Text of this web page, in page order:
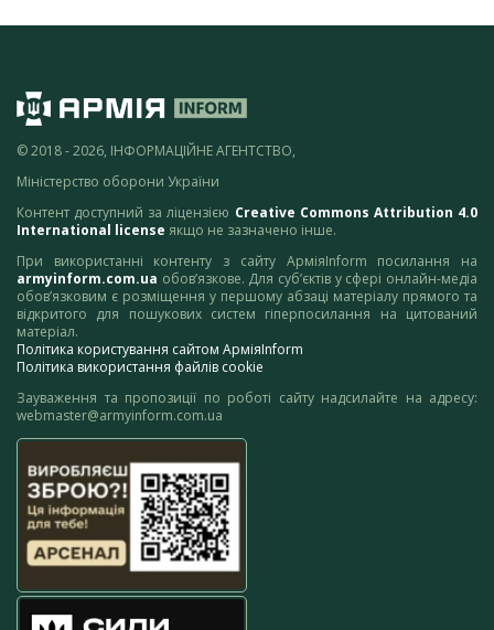
© 2018 - 2026, ІНФОРМАЦІЙНЕ АГЕНТСТВО,
Міністерство оборони України
Контент доступний за ліцензією Creative Commons Attribution 4.0
International license якщо не зазначено інше.
При використанні контенту з сайту АрміяInform посилання на
armyinform.com.ua обов’язкове. Для суб’єктів у сфері онлайн-медіа
обов’язковим є розміщення у першому абзаці матеріалу прямого та
відкритого для пошукових систем гіперпосилання на цитований
матеріал.
Політика користування сайтом АрміяInform
Політика використання файлів cookie
Зауваження та пропозиції по роботі сайту надсилайте на адресу:
webmaster@armyinform.com.ua